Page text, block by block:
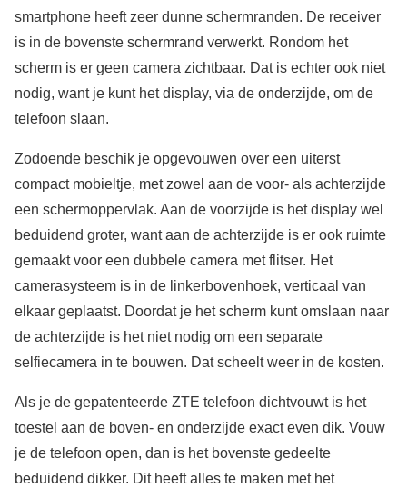
smartphone heeft zeer dunne schermranden. De receiver
is in de bovenste schermrand verwerkt. Rondom het
scherm is er geen camera zichtbaar. Dat is echter ook niet
nodig, want je kunt het display, via de onderzijde, om de
telefoon slaan.
Zodoende beschik je opgevouwen over een uiterst
compact mobieltje, met zowel aan de voor- als achterzijde
een schermoppervlak. Aan de voorzijde is het display wel
beduidend groter, want aan de achterzijde is er ook ruimte
gemaakt voor een dubbele camera met flitser. Het
camerasysteem is in de linkerbovenhoek, verticaal van
elkaar geplaatst. Doordat je het scherm kunt omslaan naar
de achterzijde is het niet nodig om een separate
selfiecamera in te bouwen. Dat scheelt weer in de kosten.
Als je de gepatenteerde ZTE telefoon dichtvouwt is het
toestel aan de boven- en onderzijde exact even dik. Vouw
je de telefoon open, dan is het bovenste gedeelte
beduidend dikker. Dit heeft alles te maken met het